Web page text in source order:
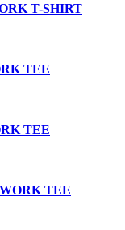
T-SHIRT
TEE
TEE
TEE